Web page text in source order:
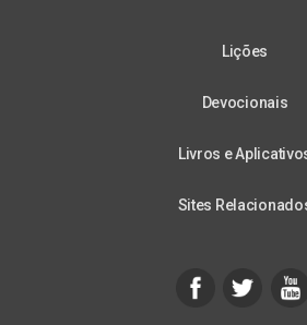
Lições
Devocionais
Livros e
Sites